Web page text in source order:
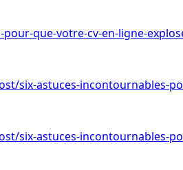
que-votre-cv-en-ligne-
six-astuces-incontournables-
six-astuces-incontournables-